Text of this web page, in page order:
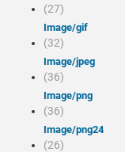
(27)
image/gif
(32)
image/jpeg
(36)
image/png
(36)
image/png24
(26)